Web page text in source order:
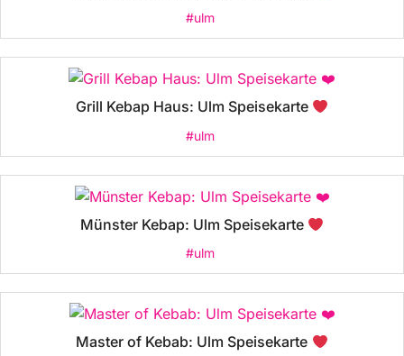
#ulm
Grill Kebap Haus: Ulm Speisekarte
#ulm
Münster Kebap: Ulm Speisekarte
#ulm
Master of Kebab: Ulm Speisekarte